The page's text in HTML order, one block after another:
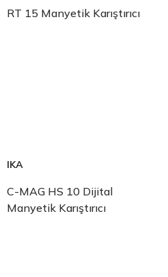
RT 15 Manyetik Karıştırıcı
IKA
C-MAG HS 10 Dijital
Manyetik Karıştırıcı